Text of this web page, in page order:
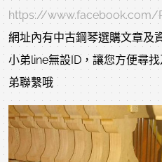
https://www.facebook.com/
網址內有中古鋼琴選購文章及
小弟line無設ID，讓您方便尋
弟聯繫哦